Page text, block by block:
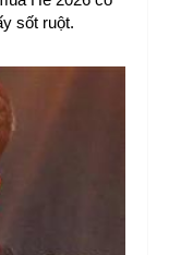
sốt ruột.